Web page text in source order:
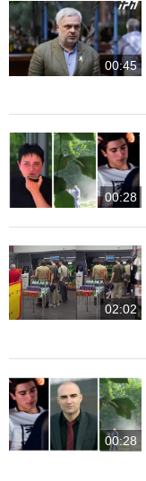
00:45
00:28
02:02
00:28